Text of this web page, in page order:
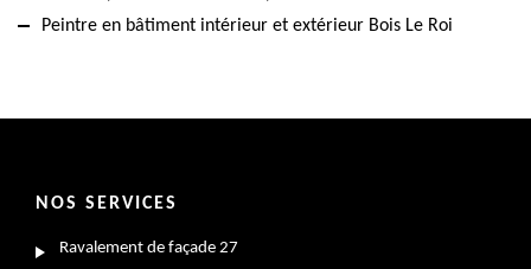
Peintre en bâtiment intérieur et extérieur Bois Le Roi
NOS SERVICES
Ravalement de façade 27